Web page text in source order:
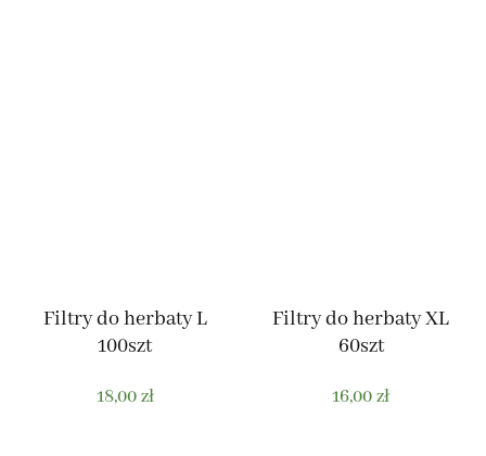
Filtry do herbaty L
100szt
18,00zł
Filtry do herbaty XL
60szt
16,00zł